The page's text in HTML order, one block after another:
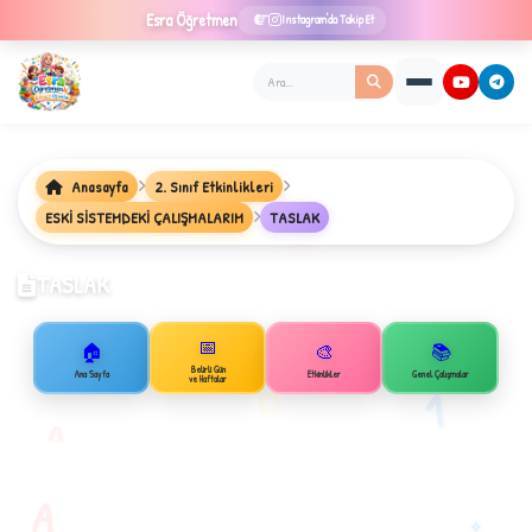
Esra Öğretmen Instagram'da Takip Et
B
★
Anasayfa
2. Sınıf Etkinlikleri
ESKİ SİSTEMDEKİ ÇALIŞMALARIM
TASLAK
TASLAK
🏠
Ana Sayfa
📅
Belirli Gün
ve Haftalar
🎨
Etkinlikler
📚
Genel Çalışmalar
1